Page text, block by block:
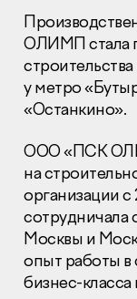
Раскрытие
Правовая
ОЛИМП стала
у метро
«Останкино».
ООО «ПСК
на
организации
Москвы и
опыт работы
бизнес-